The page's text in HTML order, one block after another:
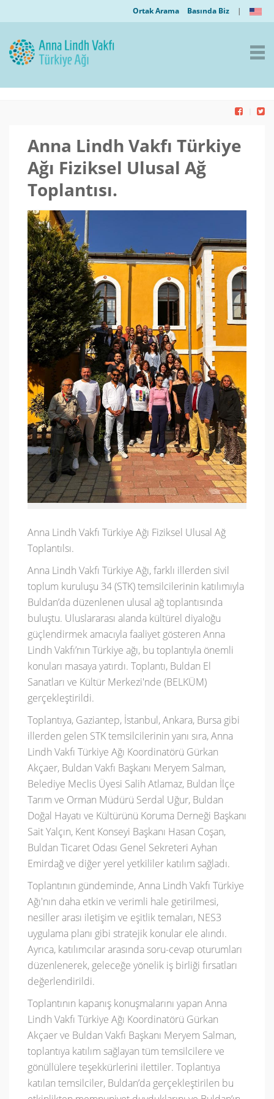
Ortak Arama Basında Biz |
Anna Lindh Vakfı Türkiye
Ağı Fiziksel Ulusal Ağ
Toplantısı.
Anna Lindh Vakfı Türkiye Ağı Fiziksel Ulusal Ağ
Toplantılsı.
Anna Lindh Vakfı Türkiye Ağı, farklı illerden sivil
toplum kuruluşu 34 (STK) temsilcilerinin katılımıyla
Buldan’da düzenlenen ulusal ağ toplantısında
buluştu. Uluslararası alanda kültürel diyaloğu
güçlendirmek amacıyla faaliyet gösteren Anna
Lindh Vakfı’nın Türkiye ağı, bu toplantıyla önemli
konuları masaya yatırdı. Toplantı, Buldan El
Sanatları ve Kültür Merkezi'nde (BELKÜM)
gerçekleştirildi.
Toplantıya, Gaziantep, İstanbul, Ankara, Bursa gibi
illerden gelen STK temsilcilerinin yanı sıra, Anna
Lindh Vakfı Türkiye Ağı Koordinatörü Gürkan
Akçaer, Buldan Vakfı Başkanı Meryem Salman,
Belediye Meclis Üyesi Salih Atlamaz, Buldan İlçe
Tarım ve Orman Müdürü Serdal Uğur, Buldan
Doğal Hayatı ve Kültürünü Koruma Derneği Başkanı
Sait Yalçın, Kent Konseyi Başkanı Hasan Coşan,
Buldan Ticaret Odası Genel Sekreteri Ayhan
Emirdağ ve diğer yerel yetkililer katılım sağladı.
Toplantının gündeminde, Anna Lindh Vakfı Türkiye
Ağı'nın daha etkin ve verimli hale getirilmesi,
nesiller arası iletişim ve eşitlik temaları, NES3
uygulama planı gibi stratejik konular ele alındı.
Ayrıca, katılımcılar arasında soru-cevap oturumları
düzenlenerek, geleceğe yönelik iş birliği fırsatları
değerlendirildi.
Toplantının kapanış konuşmalarını yapan Anna
Lindh Vakfı Türkiye Ağı Koordinatörü Gürkan
Akçaer ve Buldan Vakfı Başkanı Meryem Salman,
toplantıya katılım sağlayan tüm temsilcilere ve
gönüllülere teşekkürlerini ilettiler. Toplantıya
katılan temsilciler, Buldan’da gerçekleştirilen bu